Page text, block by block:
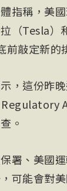
指稱，美
（Tesla）
前敲定新的
，這份昨
。
署、美國
可能會對